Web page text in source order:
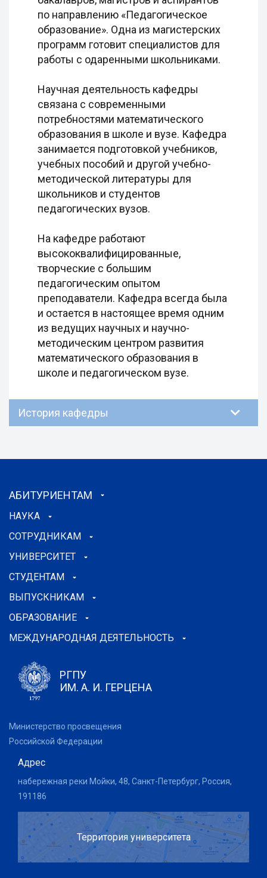
по направлению «Педагогическое
образование». Одна из магистерских
программ готовит специалистов для
работы с одаренными школьниками.
Научная деятельность кафедры
связана с современными
потребностями математического
образования в школе и вузе. Кафедра
занимается подготовкой учебников,
учебных пособий и другой учебно-
методической литературы для
школьников и студентов
педагогических вузов.
На кафедре работают
высококвалифицированные,
творческие с большим
педагогическим опытом
преподаватели. Кафедра всегда была
и остается в настоящее время одним
из ведущих научных и научно-
методическим центром развития
математического образования в
школе и педагогическом вузе.
История кафедры
АБИТУРИЕНТАМ
НАУКА
СОТРУДНИКАМ
УНИВЕРСИТЕТ
СТУДЕНТАМ
ВЫПУСКНИКАМ
ОБРАЗОВАНИЕ
МЕЖДУНАРОДНАЯ ДЕЯТЕЛЬНОСТЬ
РГПУ
ИМ. А. И. ГЕРЦЕНА
Министерство просвещения
Российской Федерации
Адрес
набережная реки Мойки, 48, Санкт-Петербург, Россия,
191186
Территория университета